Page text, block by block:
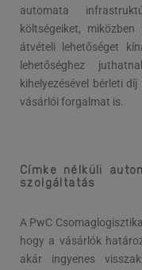
automata
költségeiket,
átvételi lehetőséget
lehetőséghez
kihelyezésével bérleti
vásárlói forgalmat is.
Címke nélküli
szolgáltatás
A PwC
hogy a vásárlók
akár ingyenes